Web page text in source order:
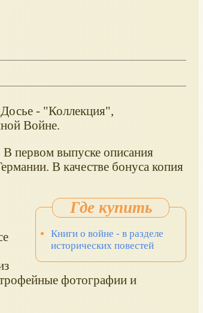
- "Коллекция",
Войне.
В первом выпуске описания
В качестве бонуса копия
Книги о войне - в разделе
исторических повестей
фотографии и